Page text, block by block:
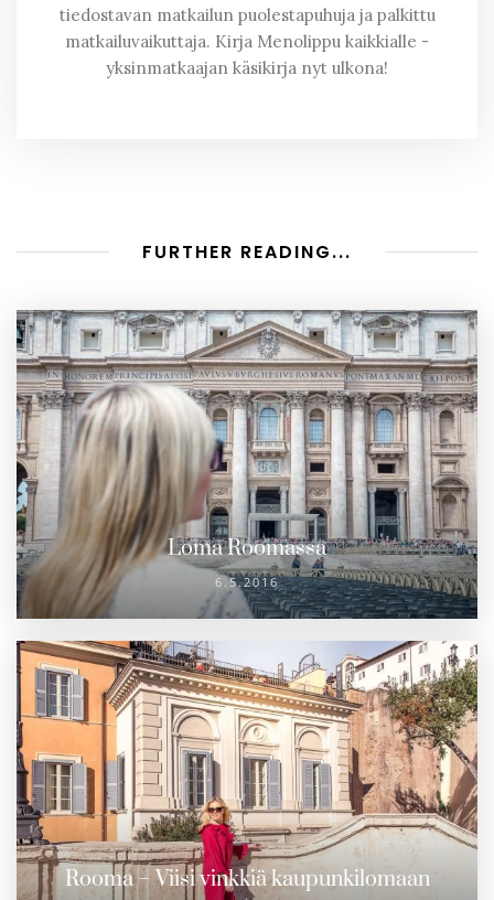
tiedostavan matkailun puolestapuhuja ja palkittu
matkailuvaikuttaja. Kirja Menolippu kaikkialle -
yksinmatkaajan käsikirja nyt ulkona!
FURTHER READING...
Loma Roomassa
6.5.2016
Rooma – Viisi vinkkiä kaupunkilomaan